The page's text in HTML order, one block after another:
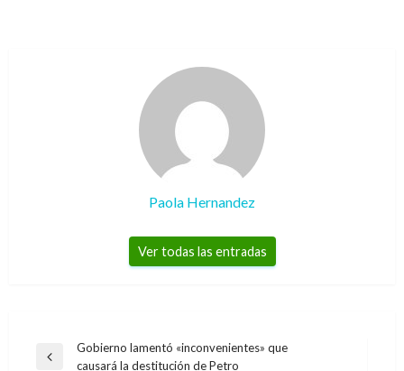
Paola Hernandez
Ver todas las entradas
Navegación
Entrada
Gobierno lamentó «inconvenientes» que
causará la destitución de Petro